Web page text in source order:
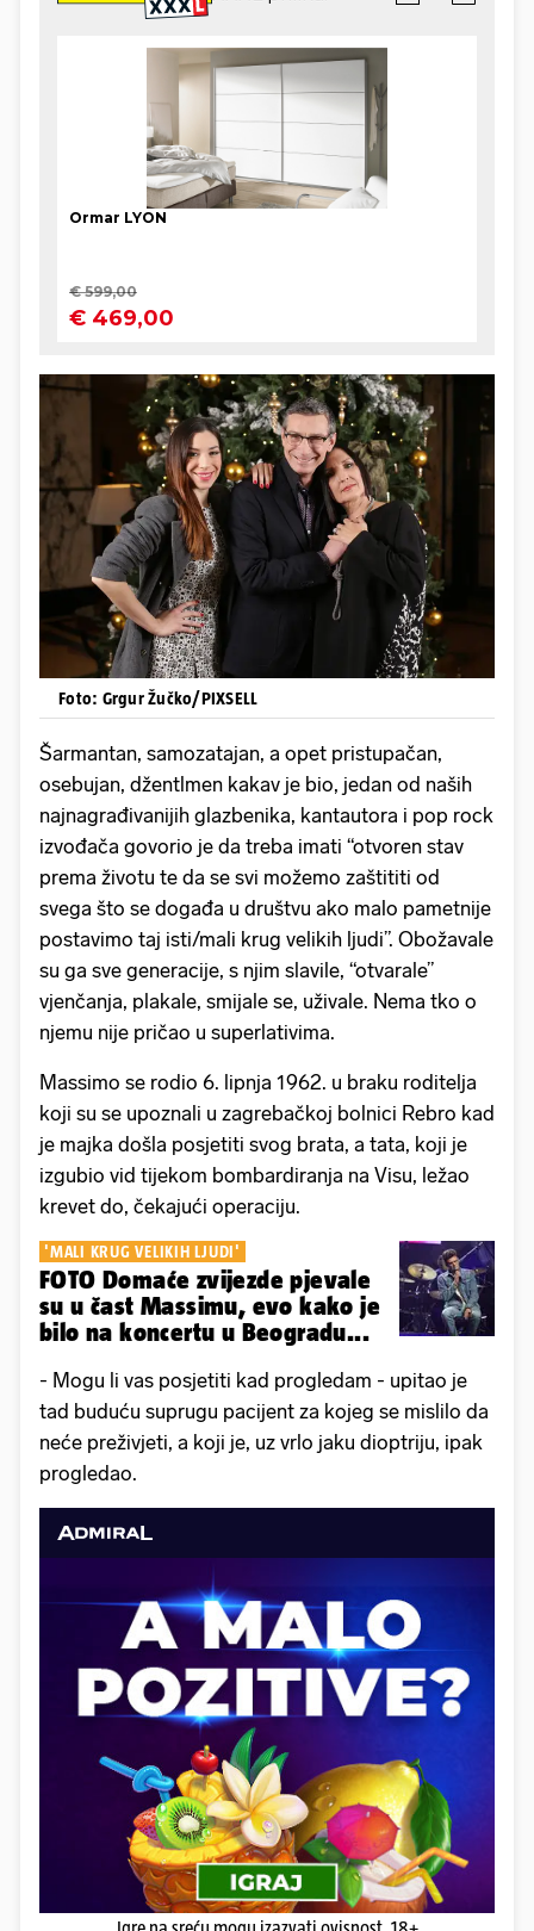
Foto: Grgur Žučko/PIXSELL
Šarmantan, samozatajan, a opet pristupačan,
osebujan, džentlmen kakav je bio, jedan od naših
najnagrađivanijih glazbenika, kantautora i pop rock
izvođača govorio je da treba imati “otvoren stav
prema životu te da se svi možemo zaštititi od
svega što se događa u društvu ako malo pametnije
postavimo taj isti/mali krug velikih ljudi”. Obožavale
su ga sve generacije, s njim slavile, “otvarale”
vjenčanja, plakale, smijale se, uživale. Nema tko o
njemu nije pričao u superlativima.
Massimo se rodio 6. lipnja 1962. u braku roditelja
koji su se upoznali u zagrebačkoj bolnici Rebro kad
je majka došla posjetiti svog brata, a tata, koji je
izgubio vid tijekom bombardiranja na Visu, ležao
krevet do, čekajući operaciju.
'MALI KRUG VELIKIH LJUDI'
FOTO Domaće zvijezde pjevale
su u čast Massimu, evo kako je
bilo na koncertu u Beogradu...
- Mogu li vas posjetiti kad progledam - upitao je
tad buduću suprugu pacijent za kojeg se mislilo da
neće preživjeti, a koji je, uz vrlo jaku dioptriju, ipak
progledao.